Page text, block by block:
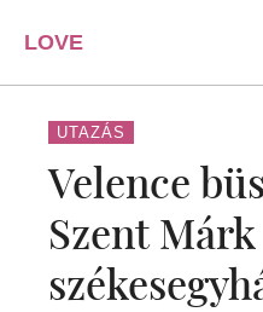
LOVE
PORTAL
SZERELEM
ISMERKEDÉS
PÁRKAPCSOLAT
HÁZASSÁG
UTAZÁS
Velence
Szent Márk